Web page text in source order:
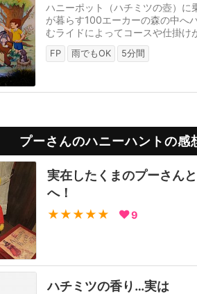
ハニーポット（ハチミツの壺）に
が暮らす100エーカーの森の中へ
むライドによってコースや仕掛け
スを体験してみてください。
FP 雨でもOK 5分間
プーさんのハニーハントの感
実在したくまのプーさん
へ！
★★★★★ 9
ハチミツの香り…実は